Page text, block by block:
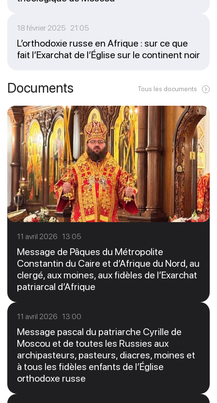
18 février 2025 21:05
L’orthodoxie russe en Afrique : sur ce que
fait l’Exarchat de l’Église sur le continent noir
Documents Tous les documents
11 avril 2026 13:05
Message de Pâques du Métropolite
Constantin du Caire et d’Afrique du Nord, au
clergé, aux moines, aux fidèles de l’Exarchat
patriarcal d’Afrique
11 avril 2026 13:00
Message pascal du patriarche Cyrille de
Moscou et de toutes les Russies aux
archipasteurs, pasteurs, diacres, moines et
à tous les fidèles enfants de l’Église
orthodoxe russe